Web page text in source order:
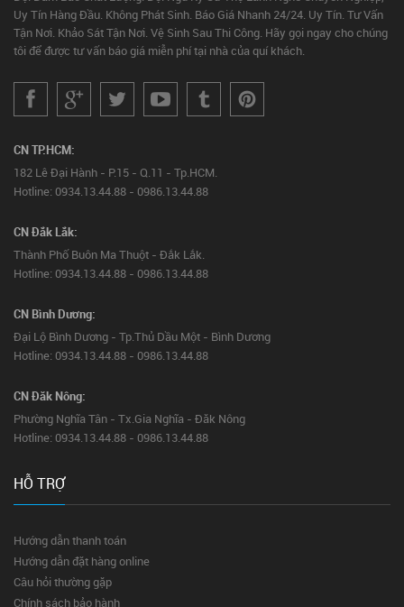
Uy Tín Hàng Đầu. Không Phát Sinh. Báo Giá Nhanh 24/24. Uy Tín. Tư Vấn
Tận Nơi. Khảo Sát Tận Nơi. Vệ Sinh Sau Thi Công. Hãy gọi ngay cho chúng
tôi để được tư vấn báo giá miễn phí tại nhà của quí khách.
CN TP.HCM:
182 Lê Đại Hành - P.15 - Q.11 - Tp.HCM.
Hotline: 0934.13.44.88 - 0986.13.44.88
CN Đắk Lắk:
Thành Phố Buôn Ma Thuột - Đắk Lắk.
Hotline: 0934.13.44.88 - 0986.13.44.88
CN Bình Dương:
Đại Lộ Bình Dương - Tp.Thủ Dầu Một - Bình Dương
Hotline: 0934.13.44.88 - 0986.13.44.88
CN Đăk Nông:
Phường Nghĩa Tân - Tx.Gia Nghĩa - Đăk Nông
Hotline: 0934.13.44.88 - 0986.13.44.88
HỖ TRỢ
Hướng dẫn thanh toán
Hướng dẫn đặt hàng online
Câu hỏi thường gặp
Chính sách bảo hành